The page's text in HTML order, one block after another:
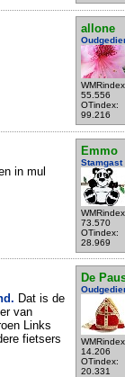
allone
55.556
OTindex:
99.216
Emmo
Stamgast
73.570
OTindex:
28.969
in mul
De
14.206
OTindex:
20.331
Dat is de
van
Links
fietsers